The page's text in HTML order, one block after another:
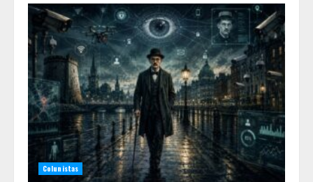
Colunistas